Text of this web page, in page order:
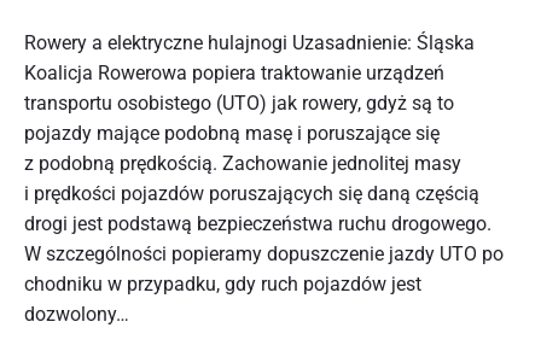
thumbnail
Rowery a elektryczne hulajnogi Uzasadnienie: Śląska
Koalicja Rowerowa popiera traktowanie urządzeń
transportu osobistego (UTO) jak rowery, gdyż są to
pojazdy mające podobną masę i poruszające się
z podobną prędkością. Zachowanie jednolitej masy
i prędkości pojazdów poruszających się daną częścią
drogi jest podstawą bezpieczeństwa ruchu drogowego.
W szczególności popieramy dopuszczenie jazdy UTO po
chodniku w przypadku, gdy ruch pojazdów jest
dozwolony…